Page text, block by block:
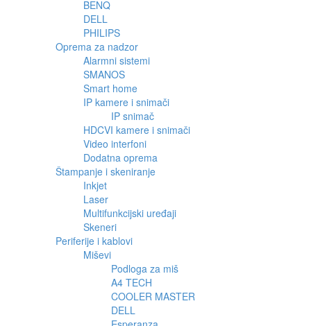
BENQ
DELL
PHILIPS
Oprema za nadzor
Alarmni sistemi
SMANOS
Smart home
IP kamere i snimači
IP snimač
HDCVI kamere i snimači
Video interfoni
Dodatna oprema
Štampanje i skeniranje
Inkjet
Laser
Multifunkcijski uređaji
Skeneri
Periferije i kablovi
Miševi
Podloga za miš
A4 TECH
COOLER MASTER
DELL